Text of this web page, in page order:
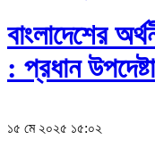
বাংলাদেশের
: প্রধান উপদেষ্টা
১৫ মে ২০২৫ ১৫:০২